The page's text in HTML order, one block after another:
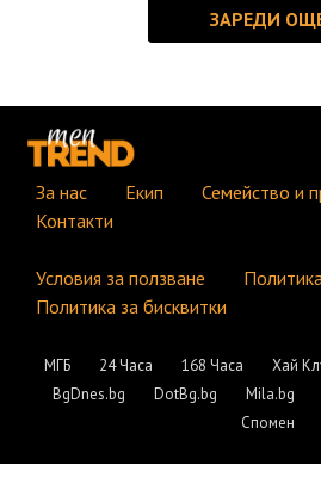
За нас Екип
Семейство и
Контакти
Условия за ползване
Политика за бисквитки
МГБ 24 Часа 168 Часа Хай
BgDnes.bg
DotBg.bg Mila.bg
Спомен